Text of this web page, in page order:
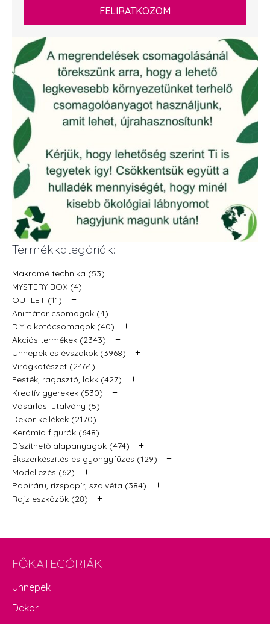
FELIRATKOZOM
Termékkategóriák:
Makramé technika (53)
MYSTERY BOX (4)
OUTLET (11)
+
Animátor csomagok (4)
DIY alkotócsomagok (40)
+
Akciós termékek (2343) +
Ünnepek és évszakok (3968) +
Virágkötészet (2464) +
Festék, ragasztó, lakk (427) +
Kreatív gyerekek (530) +
Vásárlási utalvány (5)
Dekor kellékek (2170)
+
Kerámia figurák (648) +
Díszíthető alapanyagok (474) +
Ékszerkészítés és gyöngyfűzés (129) +
Modellezés (62) +
Papíráru, rizspapír, szalvéta (384) +
Rajz eszközök (28) +
FŐKATEGÓRIÁK
Ünnepek
Dekor